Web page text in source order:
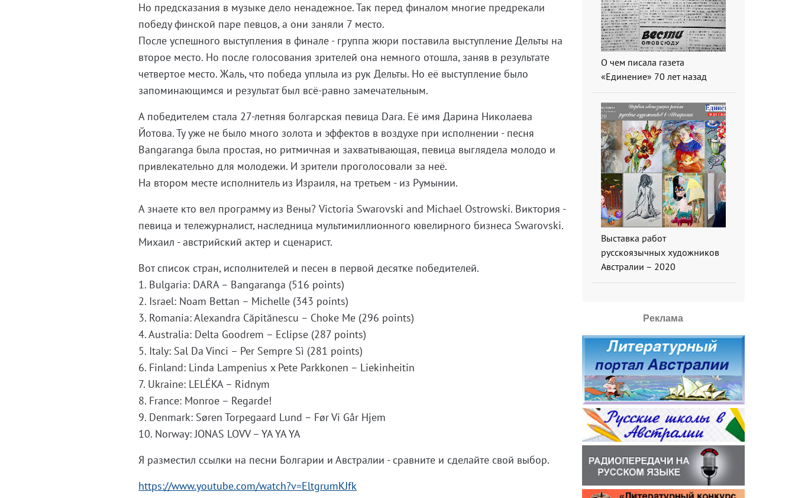
Но предсказания в музыке дело ненадежное. Так перед финалом многие предрекали
победу финской паре певцов, а они заняли 7 место.
После успешного выступления в финале - группа жюри поставила выступление Дельты на
второе место. Но после голосования зрителей она немного отошла, заняв в результате
четвертое место. Жаль, что победа уплыла из рук Дельты. Но её выступление было
запоминающимся и результат был всё-равно замечательным.
А победителем стала 27-летняя болгарская певица Dara. Её имя Дарина Николаева
Йотова. Ту уже не было много золота и эффектов в воздухе при исполнении - песня
Bangaranga была простая, но ритмичная и захватывающая, певица выглядела молодо и
привлекательно для молодежи. И зрители проголосовали за неё.
На втором месте исполнитель из Израиля, на третьем - из Румынии.
А знаете кто вел программу из Вены? Victoria Swarovski and Michael Ostrowski. Виктория -
певица и тележурналист, наследница мультимиллионного ювелирного бизнеса Swarovski.
Михаил - австрийский актер и сценарист.
Вот список стран, исполнителей и песен в первой десятке победителей.
1. Bulgaria: DARA – Bangaranga (516 points)
2. Israel: Noam Bettan – Michelle (343 points)
3. Romania: Alexandra Căpitănescu – Choke Me (296 points)
4. Australia: Delta Goodrem – Eclipse (287 points)
5. Italy: Sal Da Vinci – Per Sempre Sì (281 points)
6. Finland: Linda Lampenius x Pete Parkkonen – Liekinheitin
7. Ukraine: LELÉKA – Ridnym
8. France: Monroe – Regarde!
9. Denmark: Søren Torpegaard Lund – Før Vi Går Hjem
10. Norway: JONAS LOVV – YA YA YA
Я разместил ссылки на песни Болгарии и Австралии - сравните и сделайте свой выбор.
https://www.youtube.com/watch?v=EltgrumKJfk
О чем писала газета
«Единение» 70 лет назад
Выставка работ
русскоязычных художников
Австралии – 2020
Реклама